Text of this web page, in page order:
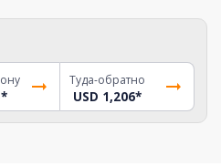
*
Туда-обратно
USD 1,206*